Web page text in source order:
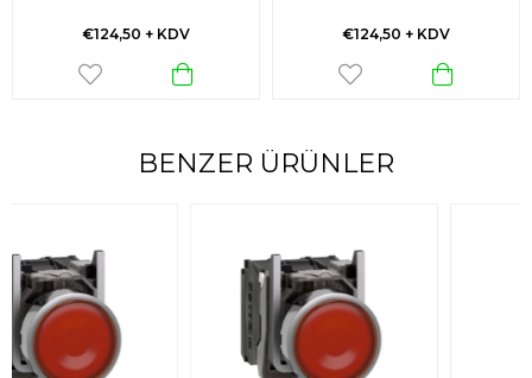
€124,50 + KDV €124,50 + KDV
BENZER ÜRÜNLER